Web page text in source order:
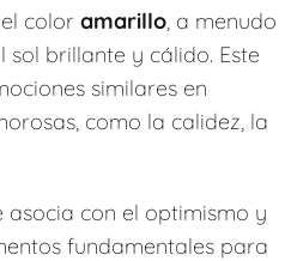
color amarillo, a menudo
sol brillante y cálido. Este
similares en
como la calidez, la
asocia con el optimismo y
fundamentales para